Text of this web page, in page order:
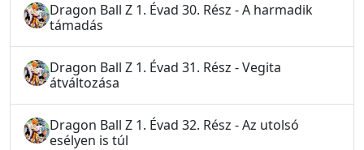
Dragon Ball Z 1. Évad 30. Rész - A harmadik
támadás
Dragon Ball Z 1. Évad 31. Rész - Vegita
átváltozása
Dragon Ball Z 1. Évad 32. Rész - Az utolsó
esélyen is túl